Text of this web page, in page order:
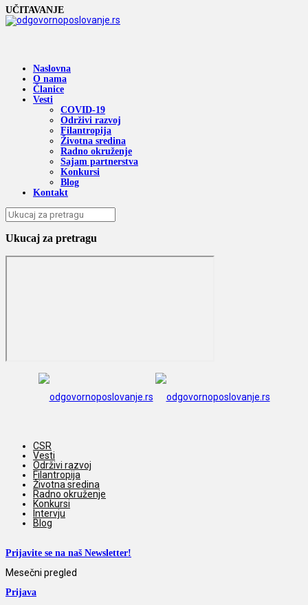
UČITAVANJE
Naslovna
O nama
Članice
Vesti
COVID-19
Održivi razvoj
Filantropija
Životna sredina
Radno okruženje
Sajam partnerstva
Konkursi
Blog
Kontakt
Ukucaj za pretragu
CSR
Vesti
Održivi razvoj
Filantropija
Životna sredina
Radno okruženje
Konkursi
Intervju
Blog
Prijavite se na naš Newsletter!
Mesečni pregled
Prijava